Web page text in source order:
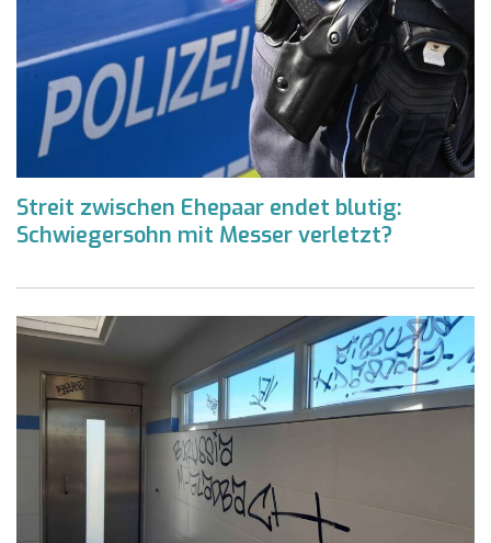
Streit zwischen Ehepaar endet blutig:
Schwiegersohn mit Messer verletzt?